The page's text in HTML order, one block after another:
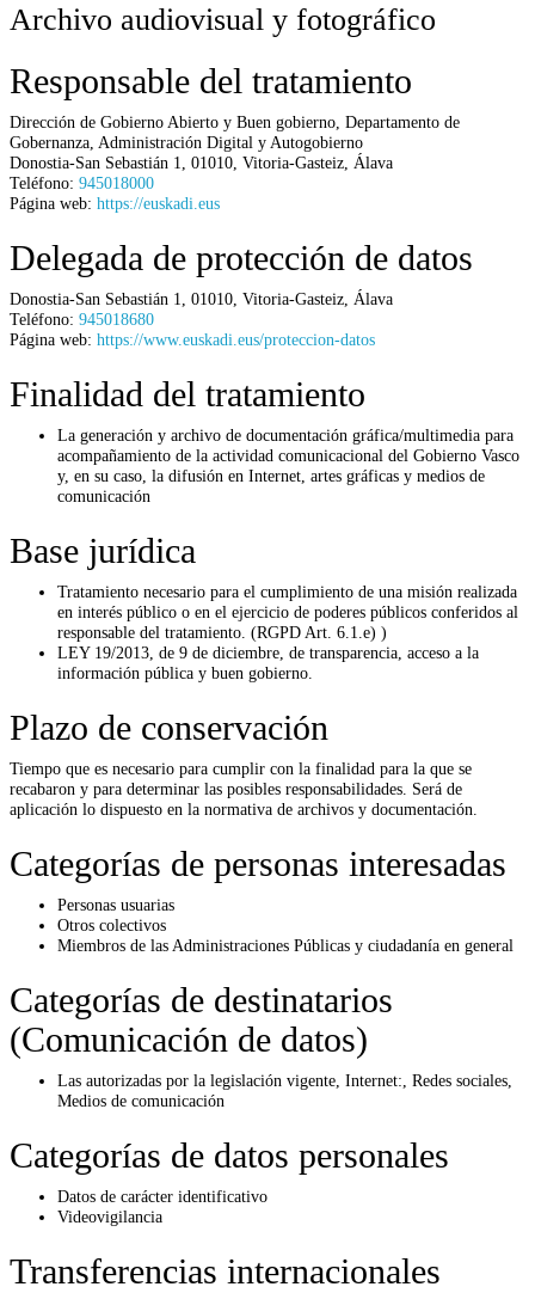
Archivo audiovisual y fotográfico
Responsable del tratamiento
Dirección de Gobierno Abierto y Buen gobierno, Departamento de
Gobernanza, Administración Digital y Autogobierno
Donostia-San Sebastián 1
01010 Vitoria-Gasteiz Álava
Teléfono: 945018000
Página web: https://euskadi.eus
Delegada de protección de datos
Donostia-San Sebastián 1 01010 Vitoria-Gasteiz Álava
Teléfono: 945018680
Página web: https://www.euskadi.eus/proteccion-datos
Finalidad del tratamiento
La generación y archivo de documentación gráfica/multimedia para
acompañamiento de la actividad comunicacional del Gobierno Vasco
y, en su caso, la difusión en Internet, artes gráficas y medios de
comunicación
Base jurídica
Tratamiento necesario para el cumplimiento de una misión realizada
en interés público o en el ejercicio de poderes públicos conferidos al
responsable del tratamiento. (RGPD Art. 6.1.e) )
LEY 19/2013, de 9 de diciembre, de transparencia, acceso a la
información pública y buen gobierno.
Plazo de conservación
Tiempo que es necesario para cumplir con la finalidad para la que se
recabaron y para determinar las posibles responsabilidades. Será de
aplicación lo dispuesto en la normativa de archivos y documentación.
Categorías de personas interesadas
Personas usuarias
Otros colectivos
Miembros de las Administraciones Públicas y ciudadanía en general
Categorías de destinatarios
(Comunicación de datos)
Las autorizadas por la legislación vigente, Internet:, Redes sociales,
Medios de comunicación
Categorías de datos personales
Datos de carácter identificativo
Videovigilancia
Transferencias internacionales